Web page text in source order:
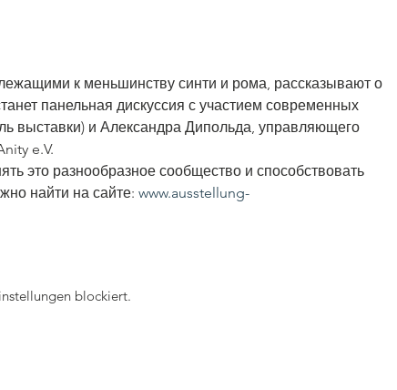
к меньшинству синти и рома, рассказывают о
панельная дискуссия с участием современных
выставки) и Александра Дипольда, управляющего
e.V.
это разнообразное сообщество и способствовать
найти на сайте: www.ausstellung-
blockiert.